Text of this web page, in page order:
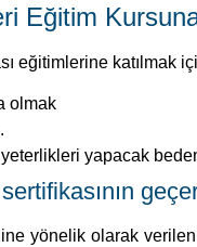
Eğitim
eğitimlerine katılmak
olmak
yapacak
yönelik olarak